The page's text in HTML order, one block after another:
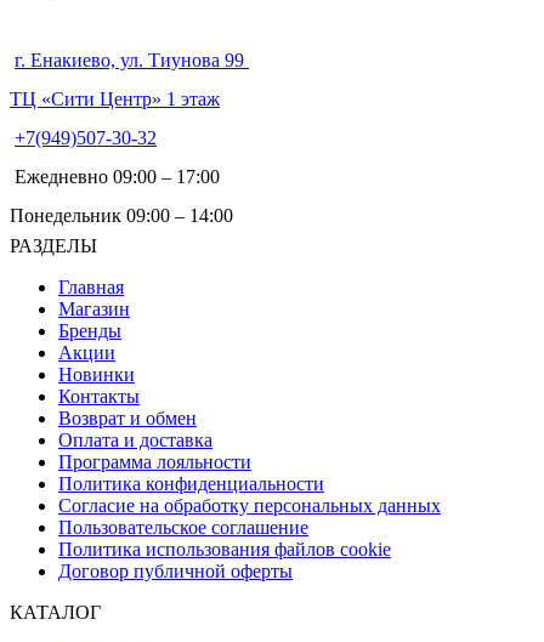
г. Енакиево, ул. Тиунова 99
ТЦ «Сити Центр» 1 этаж
+7(949)507-30-32
Ежедневно 09:00 – 17:00
Понедельник 09:00 – 14:00
РАЗДЕЛЫ
Главная
Магазин
Бренды
Акции
Новинки
Контакты
Возврат и обмен
Оплата и доставка
Программа лояльности
Политика конфиденциальности
Согласие на обработку персональных данных
Пользовательское соглашение
Политика использования файлов cookie
Договор публичной оферты
КАТАЛОГ